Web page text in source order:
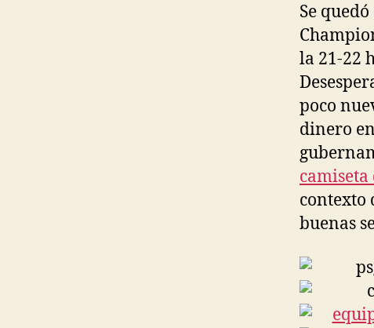
Se
la 21-22
poco
dinero
camiseta
contexto
buenas